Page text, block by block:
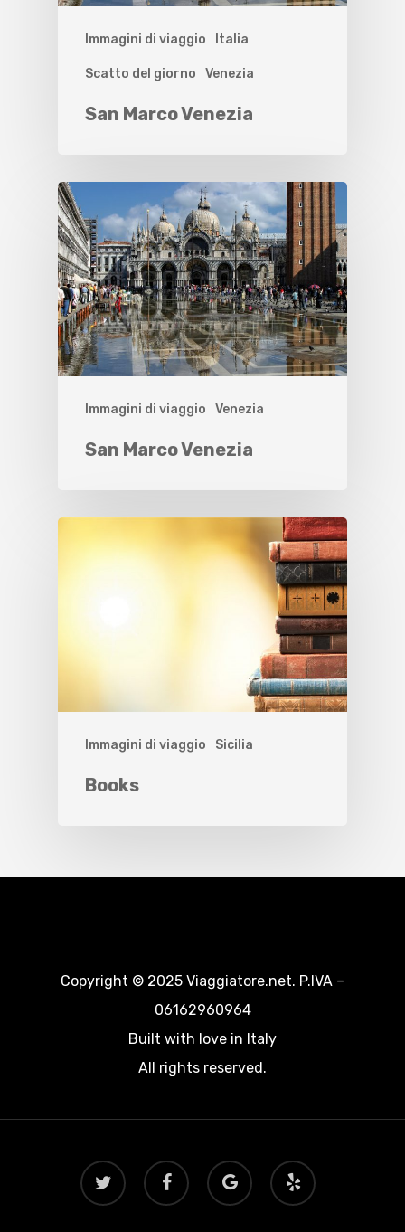
Immagini di viaggio Italia
Scatto del giorno Venezia
San Marco Venezia
Immagini di viaggio Venezia
San Marco Venezia
Immagini di viaggio Sicilia
Books
Copyright © 2025 Viaggiatore.net. P.IVA –
06162960964
Built with love in Italy
All rights reserved.
twitter facebook
google-
plus
yelp